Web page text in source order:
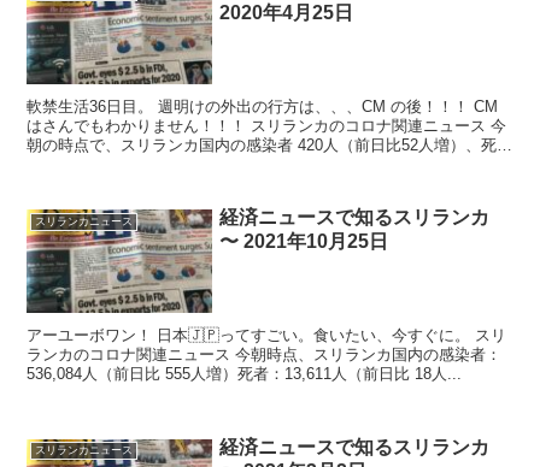
2020年4月25日
軟禁生活36日目。 週明けの外出の行方は、、、CM の後！！！ CM
はさんでもわかりません！！！ スリランカのコロナ関連ニュース 今
朝の時点で、スリランカ国内の感染者 420人（前日比52人増）、死者
スリランカニュース
経済ニュースで知るスリランカ
〜 2021年10月25日
アーユーボワン！ 日本🇯🇵ってすごい。食いたい、今すぐに。 スリ
ランカのコロナ関連ニュース 今朝時点、スリランカ国内の感染者：
536,084人（前日比 555人増）死者：13,611人（前日比 18人...
スリランカニュース
経済ニュースで知るスリランカ